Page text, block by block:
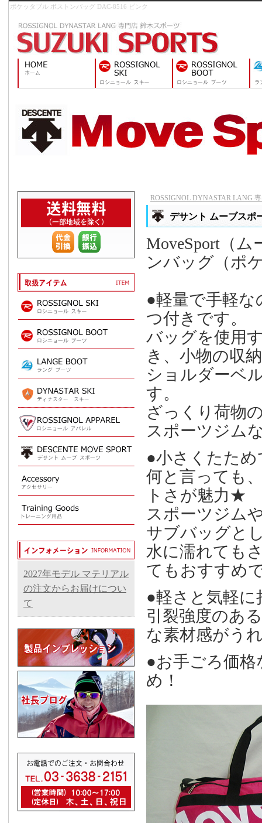
ポケッタブル ボストンバッグ DAC-8516 ピンク
ROSSIGNOL DYNASTAR LANG
デサント ムーブスポ
MoveSport（
ンバッグ（ポ
●軽量で手軽
つ付きです。
バッグを使用
き、小物の収
ショルダーベ
す。
ざっくり荷物
スポーツジム
●小さくたた
何と言っても
トさが魅力★
スポーツジム
サブバッグと
水に濡れても
てもおすすめ
●軽さと気軽
引裂強度のあ
な素材感がう
●お手ごろ価
め！
2027年モデル マテリアル
の注文からお届けについ
て